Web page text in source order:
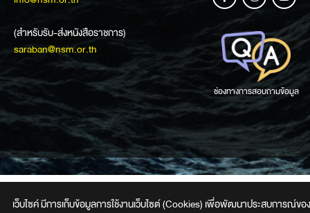
(สำหรับรับ-ส่งหนังสือราชการ)
saraban@nsm.or.th
ช่องทางการสอบถามข้อมูล
เว็บไซค์ มีการเก็บข้อมูลการใช้งานเว็บไซต์ (Cookies) เพื่อพัฒนาประสบการณ์ขอ